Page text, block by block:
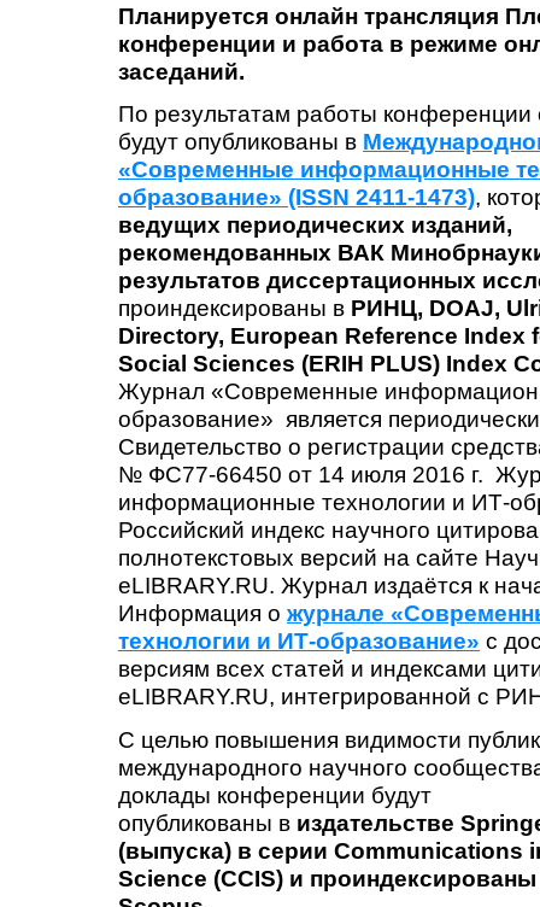
Планируется онлайн трансляция
конференции и работа в режиме
заседаний.
По результатам работы
будут опубликованы в
«Современные информационные
образование» (ISSN 2411-1473),
ведущих периодических изданий,
рекомендованных ВАК
результатов диссертационных
проиндексированы в РИНЦ, DOAJ,
Directory, European Reference Index
Social Sciences (ERIH PLUS) Index
Журнал «Современные
образование» является
Свидетельство о регистрации
№ ФС77-66450 от 14 июля 2016 г.
информационные технологии и ИТ-
Российский индекс научного
полнотекстовых версий на сайте
eLIBRARY.RU. Журнал издаётся к
Информация о журнале
технологии и ИТ-образование» с
версиям всех статей и индексами
eLIBRARY.RU, интегрированной с
С целью повышения видимости
международного научного
доклады конференции будут
опубликованы в издательстве
(выпуска) в серии Communications
Science (CCIS) и